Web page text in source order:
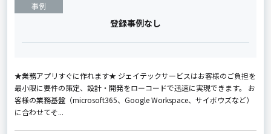
事例
登録事例なし
★業務アプリすぐに作れます★ ジェイテックサービスはお客様のご負担を
最小限に要件の策定、設計・開発をローコードで迅速に実現できます。 お
客様の業務基盤（microsoft365、Google Workspace、サイボウズなど）
に合わせてそ...